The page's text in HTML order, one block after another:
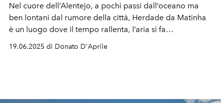
Nel cuore dell’Alentejo, a pochi passi dall’oceano ma
ben lontani dal rumore della città, Herdade da Matinha
è un luogo dove il tempo rallenta, l’aria si fa
si viene per respirare, per ascoltare e, soprattutto, per
19.06.2025 di Donato D'Aprile